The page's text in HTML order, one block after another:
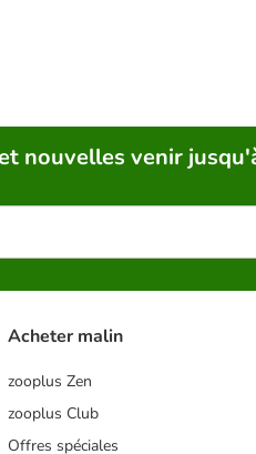
nouvelles venir
Acheter malin
zooplus Zen
zooplus Club
Offres spéciales